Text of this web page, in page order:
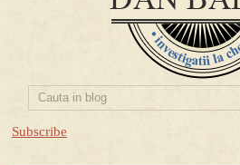
Subscribe